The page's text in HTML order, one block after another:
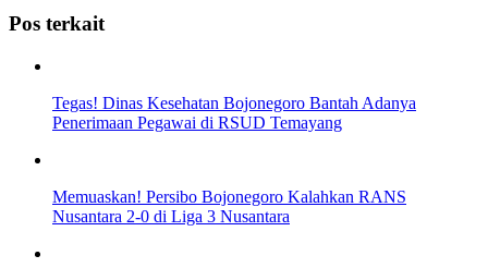
Pos terkait
Tegas! Dinas Kesehatan Bojonegoro Bantah Adanya
Penerimaan Pegawai di RSUD Temayang
Memuaskan! Persibo Bojonegoro Kalahkan RANS
Nusantara 2-0 di Liga 3 Nusantara